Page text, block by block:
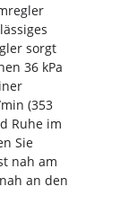
sorgt
36 kPa
(353
Ruhe im
Sie
nah am
an den